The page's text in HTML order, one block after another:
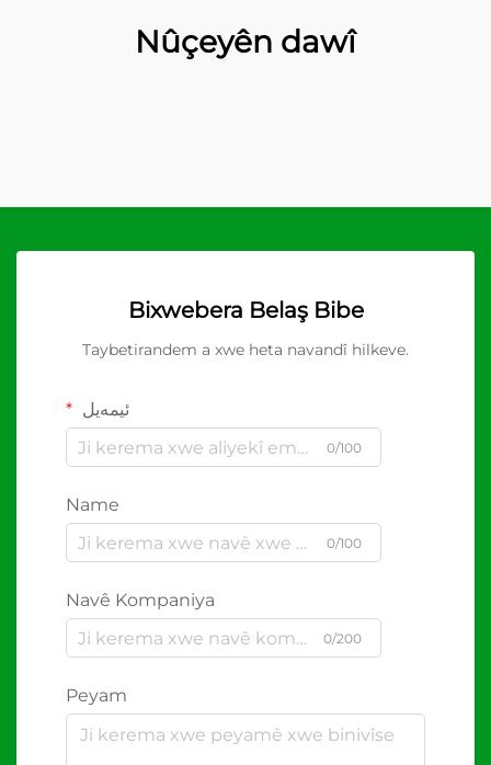
Nûçeyên dawî
Bixwebera Belaş Bibe
Taybetirandem a xwe heta navandî hilkeve.
ئیمەیل
0/100
Name
0/100
Navê Kompaniya
0/200
Peyam